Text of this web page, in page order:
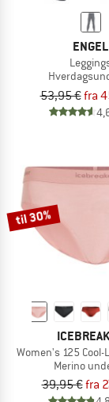
ENGEL
53,95 €fra
til 30%
Women's 125
Merino
39,95 €fra